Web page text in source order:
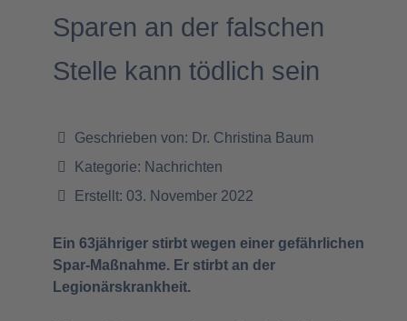
Sparen an der falschen
Stelle kann tödlich sein
Geschrieben von: Dr. Christina Baum
Kategorie: Nachrichten
Erstellt: 03. November 2022
Ein 63jähriger stirbt wegen einer gefährlichen
Spar-Maßnahme. Er stirbt an der
Legionärskrankheit.